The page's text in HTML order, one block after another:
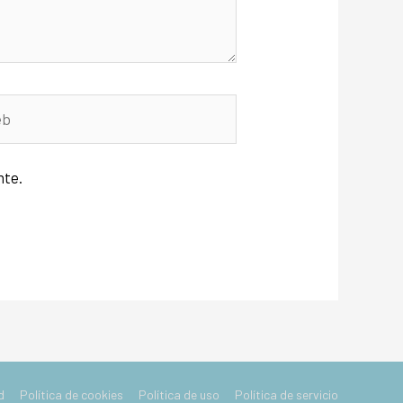
Política de cookies Política de uso Política de servicio